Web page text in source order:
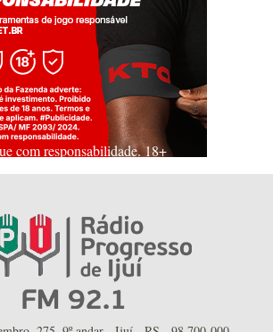
com responsabilidade. 18+